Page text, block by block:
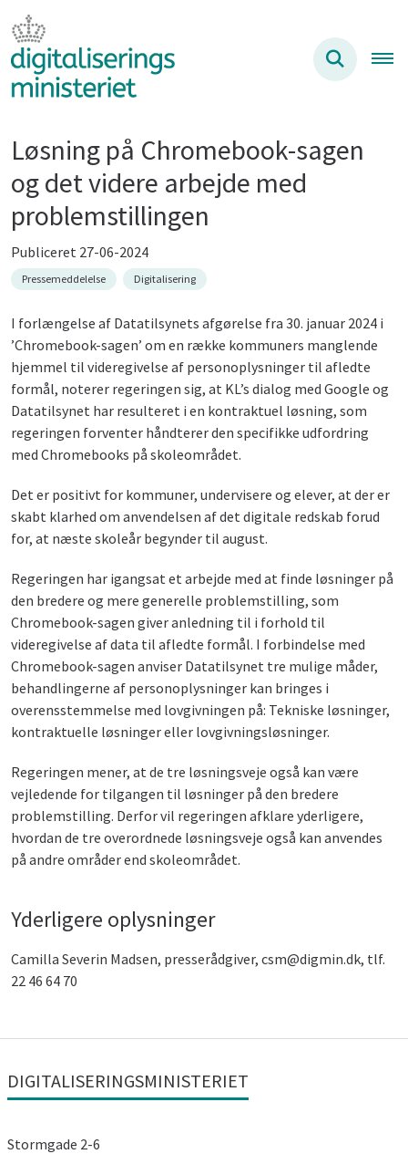
Løsning på Chromebook-sagen
og det videre arbejde med
problemstillingen
Publiceret 27-06-2024
Pressemeddelelse Digitalisering
I forlængelse af Datatilsynets afgørelse fra 30. januar 2024 i
’Chromebook-sagen’ om en række kommuners manglende
hjemmel til videregivelse af personoplysninger til afledte
formål, noterer regeringen sig, at KL’s dialog med Google og
Datatilsynet har resulteret i en kontraktuel løsning, som
regeringen forventer håndterer den specifikke udfordring
med Chromebooks på skoleområdet.
Det er positivt for kommuner, undervisere og elever, at der er
skabt klarhed om anvendelsen af det digitale redskab forud
for, at næste skoleår begynder til august.
Regeringen har igangsat et arbejde med at finde løsninger på
den bredere og mere generelle problemstilling, som
Chromebook-sagen giver anledning til i forhold til
videregivelse af data til afledte formål. I forbindelse med
Chromebook-sagen anviser Datatilsynet tre mulige måder,
behandlingerne af personoplysninger kan bringes i
overensstemmelse med lovgivningen på: Tekniske løsninger,
kontraktuelle løsninger eller lovgivningsløsninger.
Regeringen mener, at de tre løsningsveje også kan være
vejledende for tilgangen til løsninger på den bredere
problemstilling. Derfor vil regeringen afklare yderligere,
hvordan de tre overordnede løsningsveje også kan anvendes
på andre områder end skoleområdet.
Yderligere oplysninger
Camilla Severin Madsen, presserådgiver, csm@digmin.dk, tlf.
22 46 64 70
DIGITALISERINGSMINISTERIET
Stormgade 2-6